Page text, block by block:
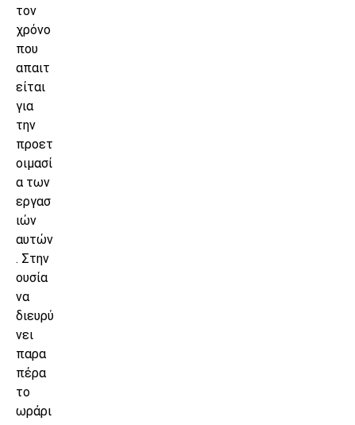
τον
χρόνο
που
απαιτ
είται
για
την
προετ
οιμασί
α των
εργασ
ιών
αυτών
. Στην
ουσία
να
διευρύ
νει
παρα
πέρα
το
ωράρι